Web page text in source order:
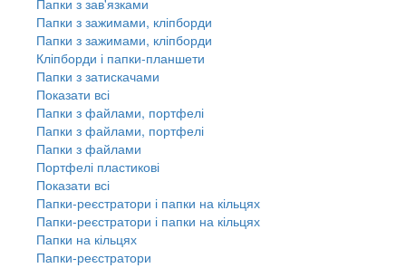
Папки з зажимами, кліпборди
Папки з зажимами, кліпборди
Кліпборди і папки-планшети
Папки з затискачами
Показати всі
Папки з файлами, портфелі
Папки з файлами, портфелі
Папки з файлами
Портфелі пластикові
Показати всі
Папки-реєстратори і папки на кільцях
Папки-реєстратори і папки на кільцях
Папки на кільцях
Папки-реєстратори